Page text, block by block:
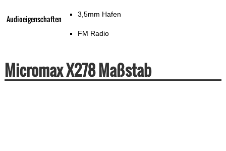
Audioeigenschaften 3,5mm Hafen
FM Radio
Micromax X278 Maßstab